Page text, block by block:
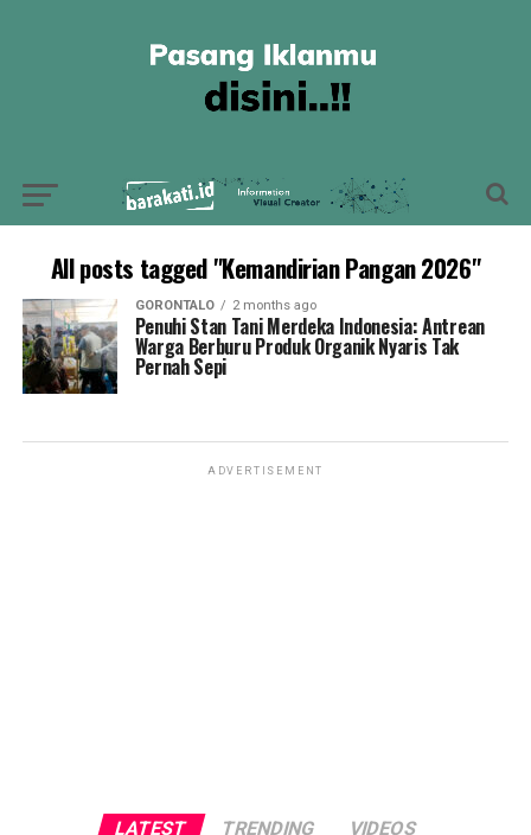
All posts tagged "Kemandirian Pangan 2026"
GORONTALO 2 months ago
Penuhi Stan Tani Merdeka Indonesia: Antrean
Warga Berburu Produk Organik Nyaris Tak
Pernah Sepi
ADVERTISEMENT
LATEST TRENDING VIDEOS